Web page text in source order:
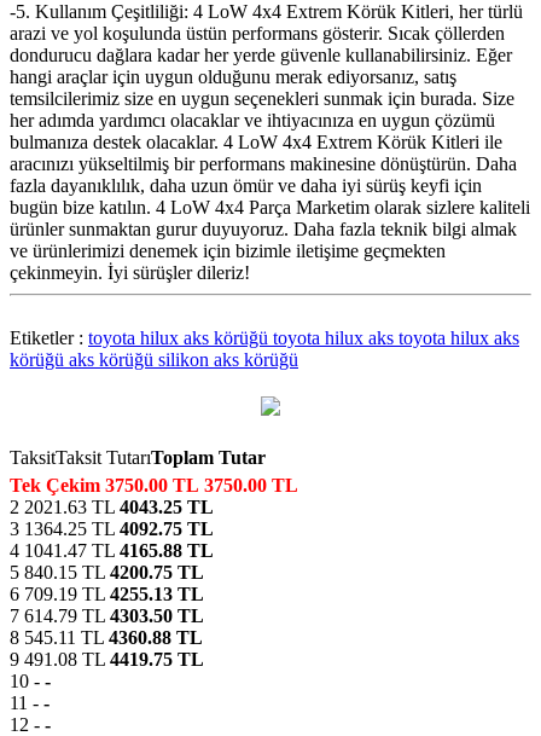
-5. Kullanım Çeşitliliği: 4 LoW 4x4 Extrem Körük Kitleri, her türlü
arazi ve yol koşulunda üstün performans gösterir. Sıcak çöllerden
dondurucu dağlara kadar her yerde güvenle kullanabilirsiniz. Eğer
hangi araçlar için uygun olduğunu merak ediyorsanız, satış
temsilcilerimiz size en uygun seçenekleri sunmak için burada. Size
her adımda yardımcı olacaklar ve ihtiyacınıza en uygun çözümü
bulmanıza destek olacaklar. 4 LoW 4x4 Extrem Körük Kitleri ile
aracınızı yükseltilmiş bir performans makinesine dönüştürün. Daha
fazla dayanıklılık, daha uzun ömür ve daha iyi sürüş keyfi için
bugün bize katılın. 4 LoW 4x4 Parça Marketim olarak sizlere kaliteli
ürünler sunmaktan gurur duyuyoruz. Daha fazla teknik bilgi almak
ve ürünlerimizi denemek için bizimle iletişime geçmekten
çekinmeyin. İyi sürüşler dileriz!
Etiketler : toyota hilux aks körüğü toyota hilux aks toyota hilux aks
körüğü aks körüğü silikon aks körüğü
TaksitTaksit TutarıToplam Tutar
Tek Çekim 3750.00 TL 3750.00 TL
2 2021.63 TL 4043.25 TL
3 1364.25 TL 4092.75 TL
4 1041.47 TL 4165.88 TL
5 840.15 TL 4200.75 TL
6 709.19 TL 4255.13 TL
7 614.79 TL 4303.50 TL
8 545.11 TL 4360.88 TL
9 491.08 TL 4419.75 TL
10 - -
11 - -
12 - -